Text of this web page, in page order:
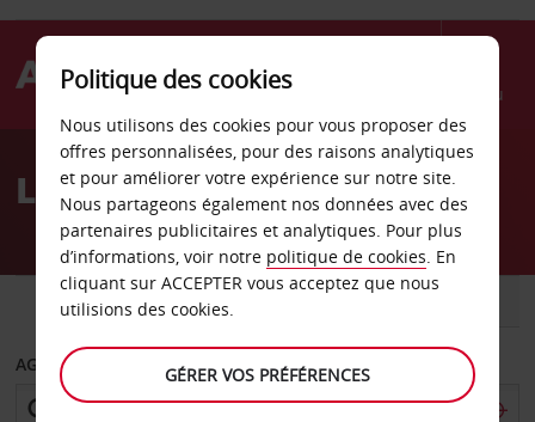
Menu
AvisLocation de voiture Recife
VOITURE UTILITAIRE
AGENCE DE DÉPART
Politique des cookies
Nous utilisons des cookies pour vous proposer des
offres personnalisées, pour des raisons analytiques
et pour améliorer votre expérience sur notre site.
Nous partageons également nos données avec des
partenaires publicitaires et analytiques. Pour plus
d’informations, voir notre politique de cookies. En
cliquant sur ACCEPTER vous acceptez que nous
utilisions des cookies.
GÉRER VOS PRÉFÉRENCES